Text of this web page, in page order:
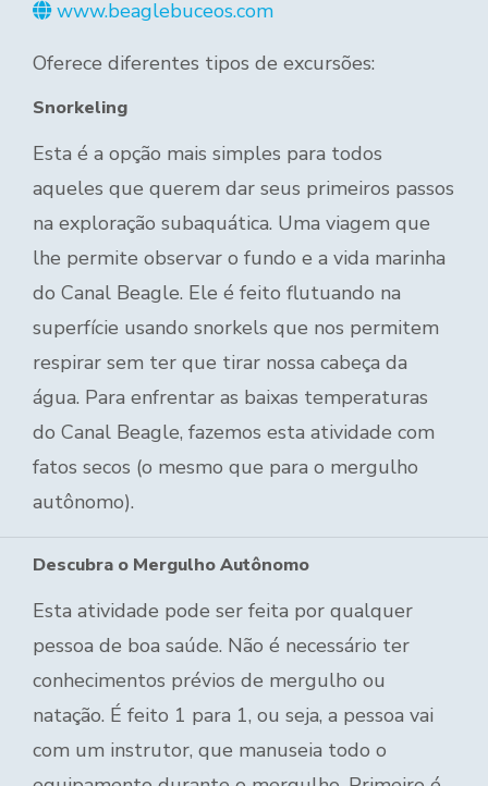
www.beaglebuceos.com
Oferece diferentes tipos de excursões:
Snorkeling
Esta é a opção mais simples para todos
aqueles que querem dar seus primeiros passos
na exploração subaquática. Uma viagem que
lhe permite observar o fundo e a vida marinha
do Canal Beagle. Ele é feito flutuando na
superfície usando snorkels que nos permitem
respirar sem ter que tirar nossa cabeça da
água. Para enfrentar as baixas temperaturas
do Canal Beagle, fazemos esta atividade com
fatos secos (o mesmo que para o mergulho
autônomo).
Descubra o Mergulho Autônomo
Esta atividade pode ser feita por qualquer
pessoa de boa saúde. Não é necessário ter
conhecimentos prévios de mergulho ou
natação. É feito 1 para 1, ou seja, a pessoa vai
com um instrutor, que manuseia todo o